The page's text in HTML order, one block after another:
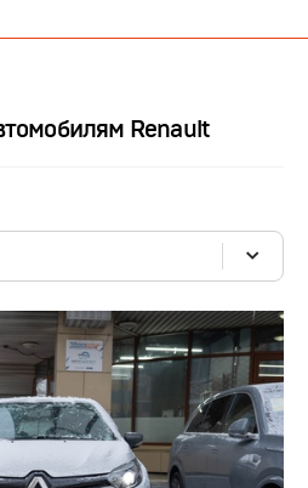
Renault